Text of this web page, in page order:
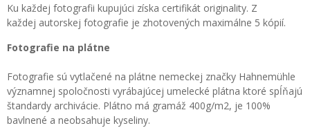
Ku každej fotografii kupujúci získa certifikát originality. Z
každej autorskej fotografie je zhotovených maximálne 5 kópií.
Fotografie na plátne
Fotografie sú vytlačené na plátne nemeckej značky Hahnemühle
významnej spoločnosti vyrábajúcej umelecké plátna ktoré spĺňajú
štandardy archivácie. Plátno má gramáž 400g/m2, je 100%
bavlnené a neobsahuje kyseliny.